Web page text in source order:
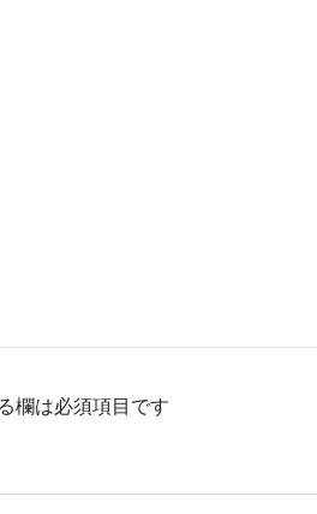
欄は必須項目です